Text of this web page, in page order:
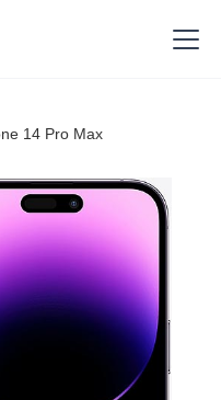
14 Pro Max